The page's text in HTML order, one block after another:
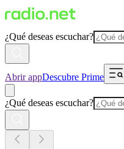
¿Qué deseas escuchar?
Abrir appDescubre Prime
¿Qué deseas escuchar?